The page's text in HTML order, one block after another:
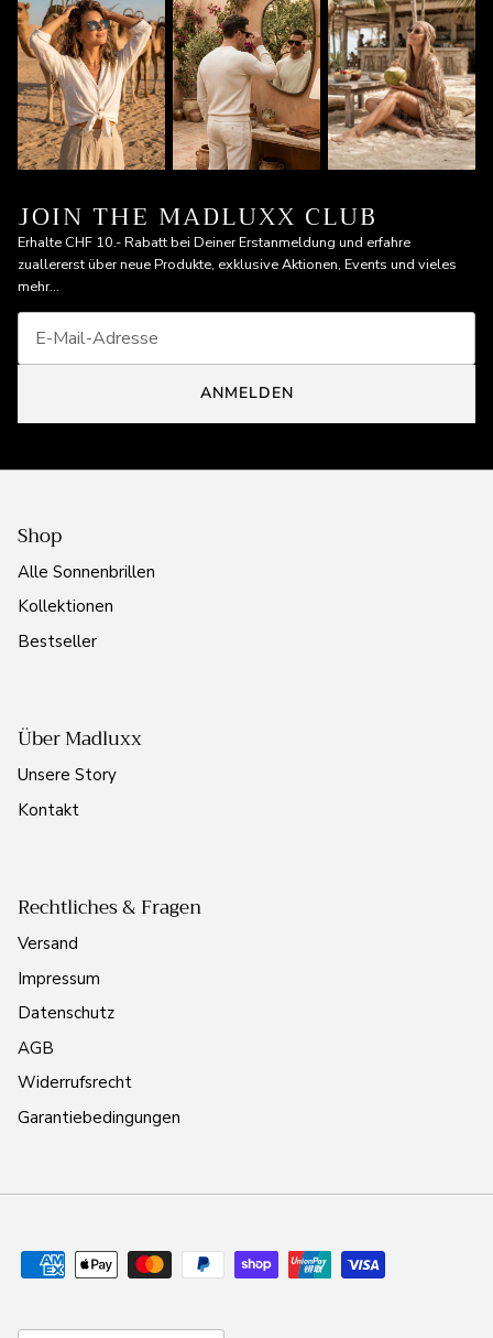
JOIN THE MADLUXX CLUB
Erhalte CHF 10.- Rabatt bei Deiner Erstanmeldung und erfahre
zuallererst über neue Produkte, exklusive Aktionen, Events und vieles
mehr...
ANMELDEN
Shop
Alle Sonnenbrillen
Kollektionen
Bestseller
Über Madluxx
Unsere Story
Kontakt
Rechtliches & Fragen
Versand
Impressum
Datenschutz
AGB
Widerrufsrecht
Garantiebedingungen